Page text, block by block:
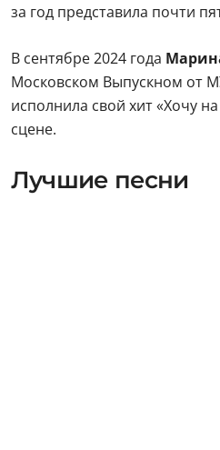
за год представила почти
В сентябре 2024 года
Московском Выпускном от
исполнила свой хит «Хочу
сцене.
Лучшие песни